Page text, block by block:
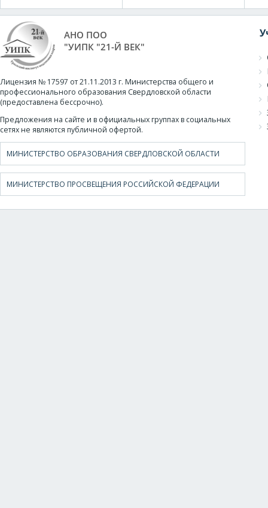
АНО ПОО
"УИПК "21-Й ВЕК"
Лицензия № 17597 от 21.11.2013 г. Министерства общего и
профессионального образования Свердловской области
(предоставлена бессрочно).
Предложения на сайте и в официальных группах в социальных
сетях не являются публичной офертой.
МИНИСТЕРСТВО ОБРАЗОВАНИЯ СВЕРДЛОВСКОЙ ОБЛАСТИ
МИНИСТЕРСТВО ПРОСВЕЩЕНИЯ РОССИЙСКОЙ ФЕДЕРАЦИИ